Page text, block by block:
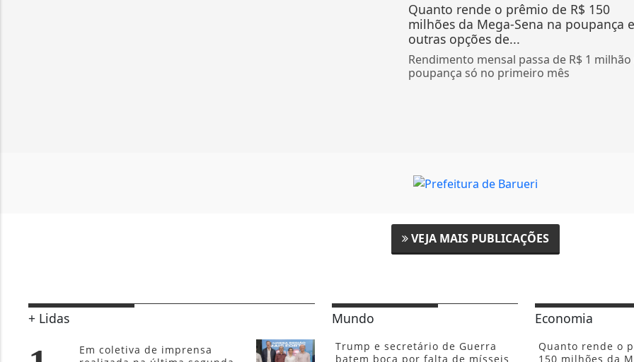
Quanto rende o prêmio de R$ 150
milhões da Mega-Sena na poupança
outras opções de...
Rendimento mensal passa de R$ 1 milhão
poupança só no primeiro mês
VEJA MAIS PUBLICAÇÕES
+ Lidas
Em coletiva de imprensa
Mundo
Trump e secretário de Guerra
batem boca por falta de mísseis
Economia
Quanto rende o
150 milhões da